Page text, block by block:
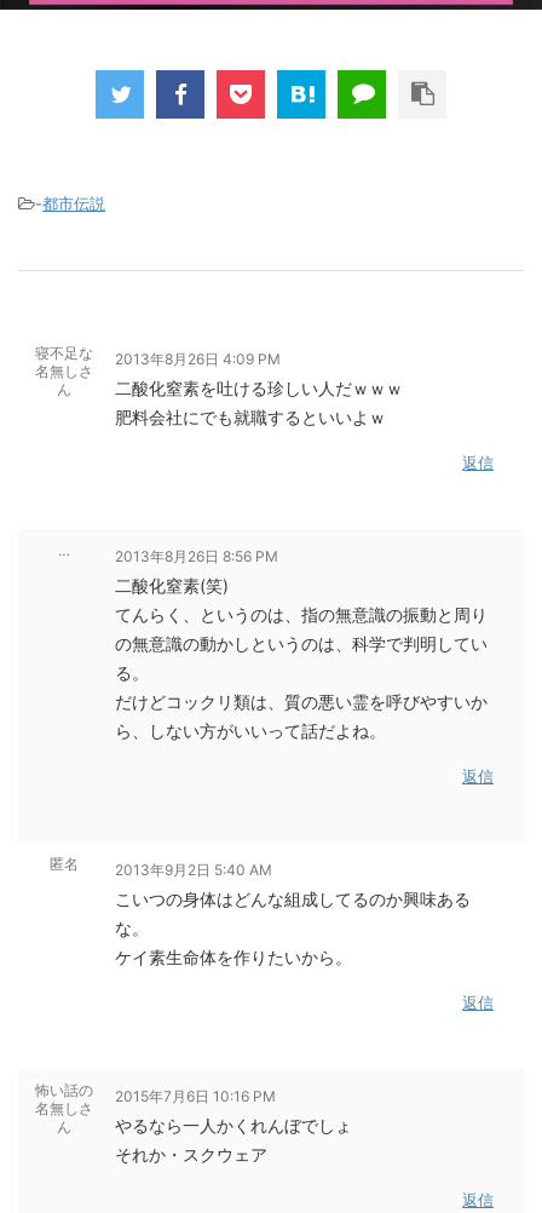
-都市伝説
寝不足な
名無しさ
ん
2013年8月26日 4:09 PM
二酸化窒素を吐ける珍しい人だｗｗｗ
肥料会社にでも就職するといいよｗ
返信
… 2013年8月26日 8:56 PM
二酸化窒素(笑)
てんらく、というのは、指の無意識の振動と周り
の無意識の動かしというのは、科学で判明してい
る。
だけどコックリ類は、質の悪い霊を呼びやすいか
ら、しない方がいいって話だよね。
返信
匿名 2013年9月2日 5:40 AM
こいつの身体はどんな組成してるのか興味ある
な。
ケイ素生命体を作りたいから。
返信
怖い話の
名無しさ
ん
2015年7月6日 10:16 PM
やるなら一人かくれんぼでしょ
それか・スクウェア
返信